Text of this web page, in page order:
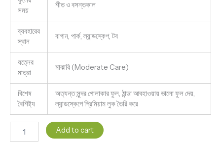
সময়
শীত ও বসন্তকাল
ব্যবহারের
স্থান
বাগান, পার্ক, ল্যান্ডস্কেপ, টব
যত্নের
মাত্রা
মাঝারি (Moderate Care)
বিশেষ
বৈশিষ্ট্য
অত্যন্ত সুন্দর গোলাকার ফুল, ঠান্ডা আবহাওয়ায় ভালো ফুল দেয়,
ল্যান্ডস্কেপে প্রিমিয়াম লুক তৈরি করে
Add to cart